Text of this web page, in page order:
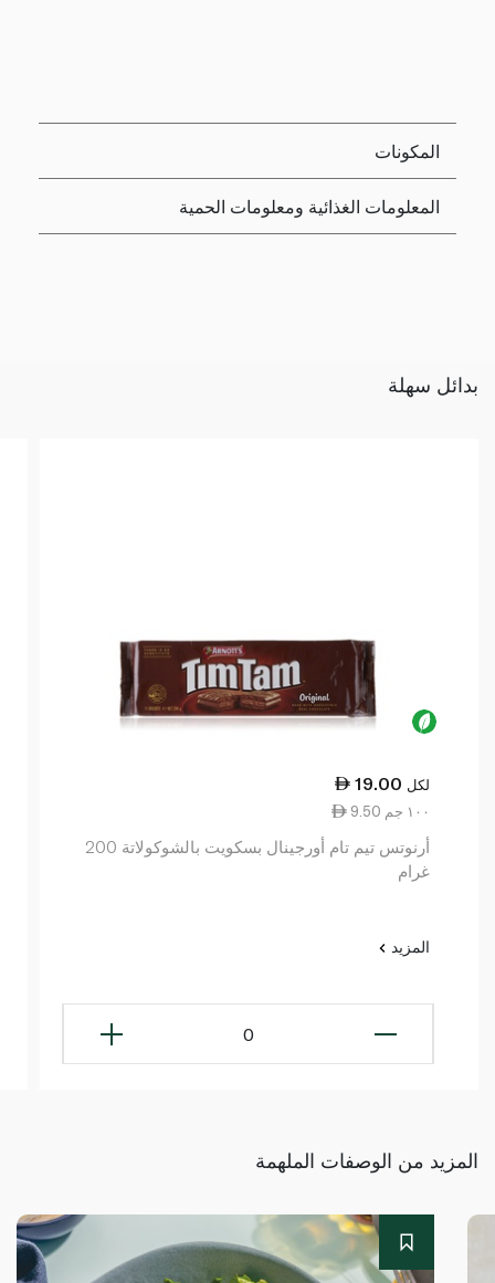
المكونات
المعلومات الغذائية ومعلومات الحمية
بدائل سهلة
19.00 لكل
9.50 ١٠٠ جم
أرنوتس تيم تام أورجينال بسكويت بالشوكولاتة 200
غرام
المزيد
0
المزيد من الوصفات الملهمة